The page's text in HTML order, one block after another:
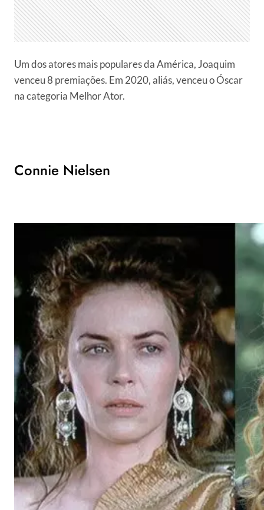
Um dos atores mais populares da América, Joaquim
venceu 8 premiações. Em 2020, aliás, venceu o Óscar
na categoria Melhor Ator.
Connie Nielsen